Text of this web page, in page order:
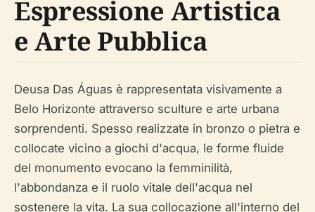
Espressione Artistica
e Arte Pubblica
Deusa Das Águas è rappresentata visivamente a
Belo Horizonte attraverso sculture e arte urbana
sorprendenti. Spesso realizzate in bronzo o pietra e
collocate vicino a giochi d'acqua, le forme fluide
del monumento evocano la femminilità,
l'abbondanza e il ruolo vitale dell'acqua nel
sostenere la vita. La sua collocazione all'interno del